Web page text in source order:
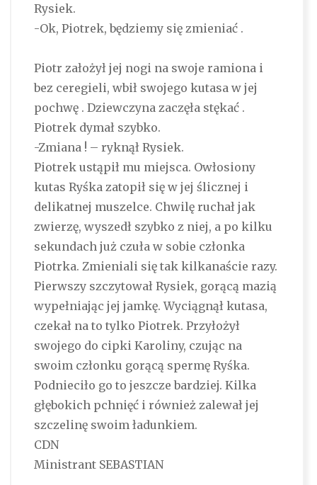
Rysiek.
-Ok, Piotrek, będziemy się zmieniać .
Piotr założył jej nogi na swoje ramiona i
bez ceregieli, wbił swojego kutasa w jej
pochwę . Dziewczyna zaczęła stękać .
Piotrek dymał szybko.
-Zmiana ! – ryknął Rysiek.
Piotrek ustąpił mu miejsca. Owłosiony
kutas Ryśka zatopił się w jej ślicznej i
delikatnej muszelce. Chwilę ruchał jak
zwierzę, wyszedł szybko z niej, a po kilku
sekundach już czuła w sobie członka
Piotrka. Zmieniali się tak kilkanaście razy.
Pierwszy szczytował Rysiek, gorącą mazią
wypełniając jej jamkę. Wyciągnął kutasa,
czekał na to tylko Piotrek. Przyłożył
swojego do cipki Karoliny, czując na
swoim członku gorącą spermę Ryśka.
Podnieciło go to jeszcze bardziej. Kilka
głębokich pchnięć i również zalewał jej
szczelinę swoim ładunkiem.
CDN
Ministrant SEBASTIAN